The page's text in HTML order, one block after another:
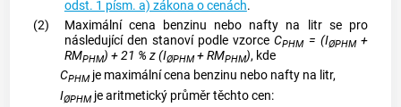
odst. 1 písm. a) zákona o cenách.
(2)
Maximální cena benzinu nebo nafty na litr se pro
následující den stanoví podle vzorceCPHM= (IØPHM+
RMPHM) + 21 % z (IØPHM+ RMPHM), kde
CPHMje maximální cena benzinu nebo nafty na litr,
IØPHM je aritmetický průměr těchto cen: